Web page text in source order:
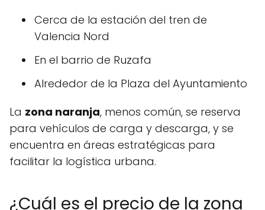
Cerca de la estación del tren de
Valencia Nord
En el barrio de Ruzafa
Alrededor de la Plaza del Ayuntamiento
La zona naranja, menos común, se reserva
para vehículos de carga y descarga, y se
encuentra en áreas estratégicas para
facilitar la logística urbana.
¿Cuál es el precio de la zona